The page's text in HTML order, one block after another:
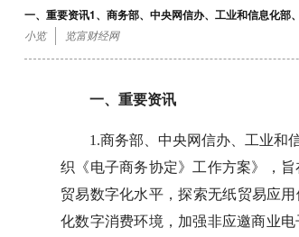
一、重要资讯1、商务部、中央网信办、工业和信息化部
小览 览富财经网
一、重要资讯
1.商务部、中央网信办、工业和
织《电子商务协定》工作方案》，
贸易数字化水平，探索无纸贸易应
化数字消费环境，加强非应邀商业